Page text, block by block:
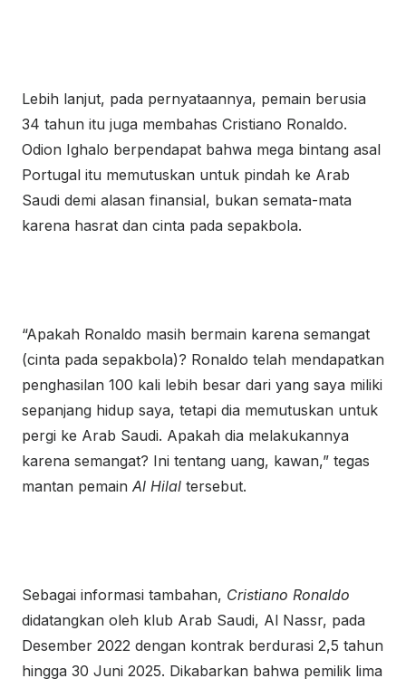
Lebih lanjut, pada pernyataannya, pemain berusia
34 tahun itu juga membahas Cristiano Ronaldo.
Odion Ighalo berpendapat bahwa mega bintang asal
Portugal itu memutuskan untuk pindah ke Arab
Saudi demi alasan finansial, bukan semata-mata
karena hasrat dan cinta pada sepakbola.
“Apakah Ronaldo masih bermain karena semangat
(cinta pada sepakbola)? Ronaldo telah mendapatkan
penghasilan 100 kali lebih besar dari yang saya miliki
sepanjang hidup saya, tetapi dia memutuskan untuk
pergi ke Arab Saudi. Apakah dia melakukannya
karena semangat? Ini tentang uang, kawan,” tegas
mantan pemain Al Hilal tersebut.
Sebagai informasi tambahan, Cristiano Ronaldo
didatangkan oleh klub Arab Saudi, Al Nassr, pada
Desember 2022 dengan kontrak berdurasi 2,5 tahun
hingga 30 Juni 2025. Dikabarkan bahwa pemilik lima